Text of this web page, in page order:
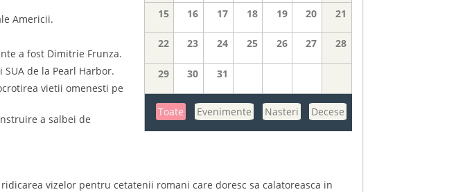
15 16 17 18 19 20 21
22 23 24 25 26 27 28
29 30 31
Toate Evenimente Nasteri Decese
Americii.
a fost Dimitrie Frunza.
de la Pearl Harbor.
vietii omenesti pe
a salbei de
vizelor pentru cetatenii romani care doresc sa calatoreasca in